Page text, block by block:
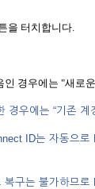
을 터치합니다.
인 경우에는 "새로
경우에는 “기존
ID는 자동으로
구는 불가하므로